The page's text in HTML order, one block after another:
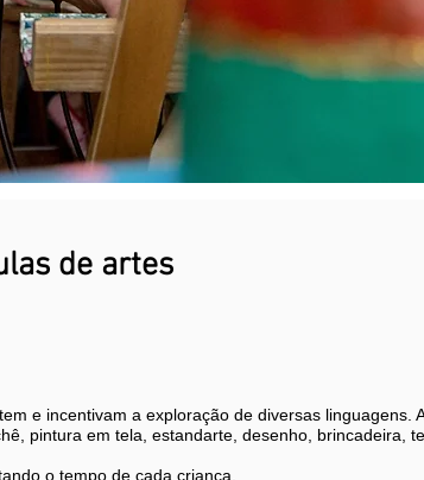
de artes
e incentivam a exploração de diversas linguagens.
pintura em tela, estandarte, desenho, brincadeira,
o tempo de cada criança.